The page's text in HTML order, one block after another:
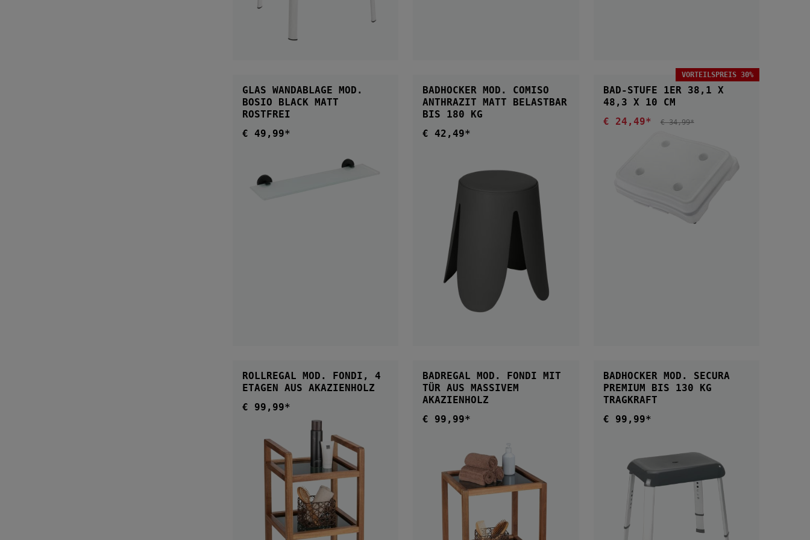
GLAS WANDABLAGE MOD.
BOSIO BLACK MATT
ROSTFREI
Regulärer Preis:
€ 49,99*
BADHOCKER MOD. COMISO
ANTHRAZIT MATT BELASTBAR
BIS 180 KG
Regulärer Preis:
€ 42,49*
VORTEILSPREIS 30%
BAD-STUFE 1ER 38,1 X
48,3 X 10 CM
Verkaufspreis:
€ 24,49* REGULÄRER PREIS:
€ 34,99*
ROLLREGAL MOD. FONDI, 4
ETAGEN AUS AKAZIENHOLZ
Regulärer Preis:
€ 99,99*
BADREGAL MOD. FONDI MIT
TÜR AUS MASSIVEM
AKAZIENHOLZ
Regulärer Preis:
€ 99,99*
BADHOCKER MOD. SECURA
PREMIUM BIS 130 KG
TRAGKRAFT
Regulärer Preis:
€ 99,99*